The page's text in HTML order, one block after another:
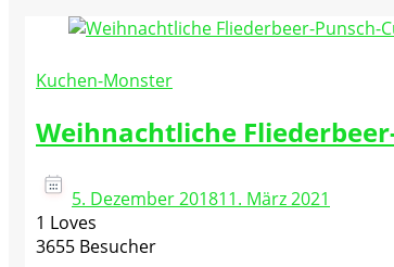
Kuchen-Monster
Weihnachtliche
5. Dezember 201811. März 2021
1 Loves
3655 Besucher